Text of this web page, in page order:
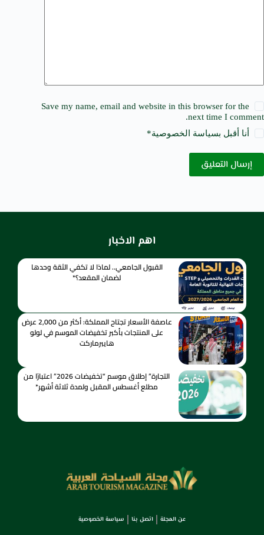
Save my name, email and website in this browser for the
next time I comment.
أنا أقبل بسياسة الخصوصية*
إرسال التعليق
اهم الاخبار
القبول الجامعي.. لماذا لا تكفي الثقة وحدها
لضمان المقعد؟*
عاصفة الأسعار تجتاح المملكة: أكثر من 2,000 عرض
على المنتجات بأكبر تخفيضات الموسم في لولو
هايبرماركت
التجارة” إطلاق موسم “تخفيضات 2026” اعتبارًا من
مطلع أغسطس المقبل ولمدة ثلاثة أشهر*
عن المجلة اتصل بنا سياسة الخصوصية